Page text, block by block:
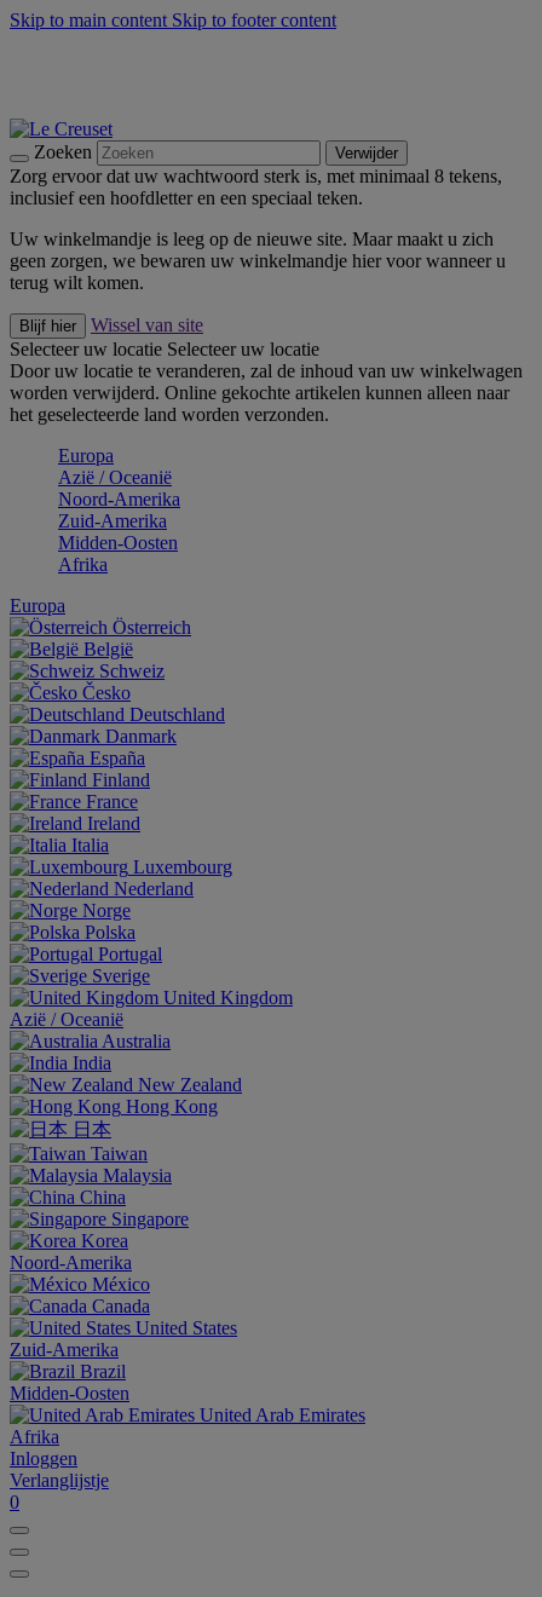
Skip to main content Skip to footer content
Zoeken Verwijder
Zorg ervoor dat uw wachtwoord sterk is, met minimaal 8 tekens,
inclusief een hoofdletter en een speciaal teken.
Uw winkelmandje is leeg op de nieuwe site. Maar maakt u zich
geen zorgen, we bewaren uw winkelmandje hier voor wanneer u
terug wilt komen.
Blijf hier
Wissel van site
Selecteer uw locatie Selecteer uw locatie
Door uw locatie te veranderen, zal de inhoud van uw winkelwagen
worden verwijderd. Online gekochte artikelen kunnen alleen naar
het geselecteerde land worden verzonden.
Europa
Aziё / Oceaniё
Noord-Amerika
Zuid-Amerika
Midden-Oosten
Afrika
Europa
Österreich
België
Schweiz
Česko
Deutschland
Danmark
España
Finland
France
Ireland
Italia
Luxembourg
Nederland
Norge
Polska
Portugal
Sverige
United Kingdom
Aziё / Oceaniё
Australia
India
New Zealand
Hong Kong
日本
Taiwan
Malaysia
China
Singapore
Korea
Noord-Amerika
México
Canada
United States
Zuid-Amerika
Brazil
Midden-Oosten
United Arab Emirates
Afrika
Inloggen
Verlanglijstje
0